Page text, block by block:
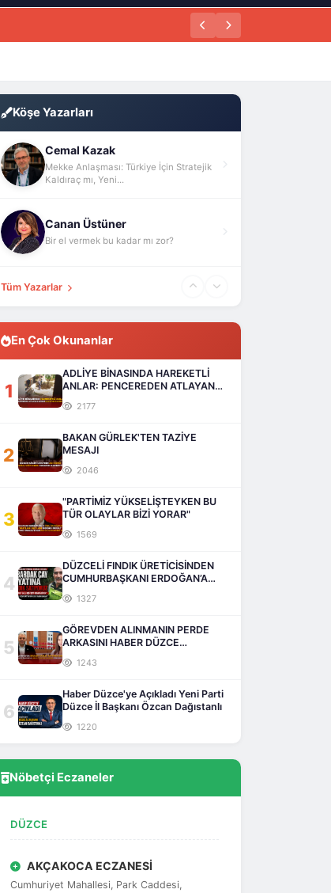
Köşe Yazarları
Cemal Kazak
Mekke Anlaşması: Türkiye İçin Stratejik
Kaldıraç mı, Yeni...
Canan Üstüner
Bir el vermek bu kadar mı zor?
Tüm Yazarlar
En Çok Okunanlar
1
ADLİYE BİNASINDA HAREKETLİ
ANLAR: PENCEREDEN ATLAYAN
2177
2
BAKAN GÜRLEK'TEN TAZİYE
MESAJI
2046
3
"PARTİMİZ YÜKSELİŞTEYKEN BU
TÜR OLAYLAR BİZİ YORAR"
1569
4
DÜZCELİ FINDIK ÜRETİCİSİNDEN
CUMHURBAŞKANI ERDOĞAN’A
1327
5
GÖREVDEN ALINMANIN PERDE
ARKASINI HABER DÜZCE
1243
6
Haber Düzce'ye Açıkladı Yeni Parti
Düzce İl Başkanı Özcan Dağıstanlı
1220
Nöbetçi Eczaneler
DÜZCE
AKÇAKOCA ECZANESİ
Cumhuriyet Mahallesi, Park Caddesi,